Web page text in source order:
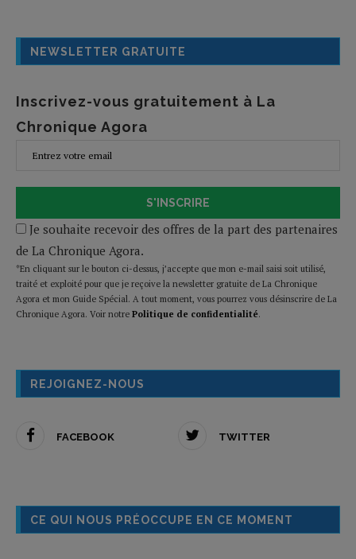
NEWSLETTER GRATUITE
Inscrivez-vous gratuitement à La
Chronique Agora
S'INSCRIRE
Je souhaite recevoir des offres de la part des partenaires
de La Chronique Agora.
*En cliquant sur le bouton ci-dessus, j’accepte que mon e-mail saisi soit utilisé,
traité et exploité pour que je reçoive la newsletter gratuite de La Chronique
Agora et mon Guide Spécial. A tout moment, vous pourrez vous désinscrire de La
Chronique Agora. Voir notre Politique de confidentialité.
REJOIGNEZ-NOUS
FACEBOOK TWITTER
CE QUI NOUS PRÉOCCUPE EN CE MOMENT